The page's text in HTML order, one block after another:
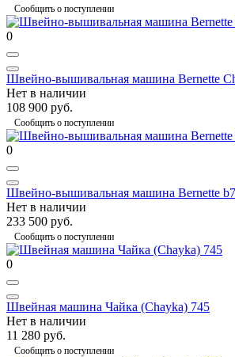
Сообщить о поступлении
0
Швейно-вышивальная машина Bernette
Нет в наличии
108 900 руб.
Сообщить о поступлении
0
Швейно-вышивальная машина Bernette
Нет в наличии
233 500 руб.
Сообщить о поступлении
0
Швейная машина Чайка (Chayka) 745
Нет в наличии
11 280 руб.
Сообщить о поступлении